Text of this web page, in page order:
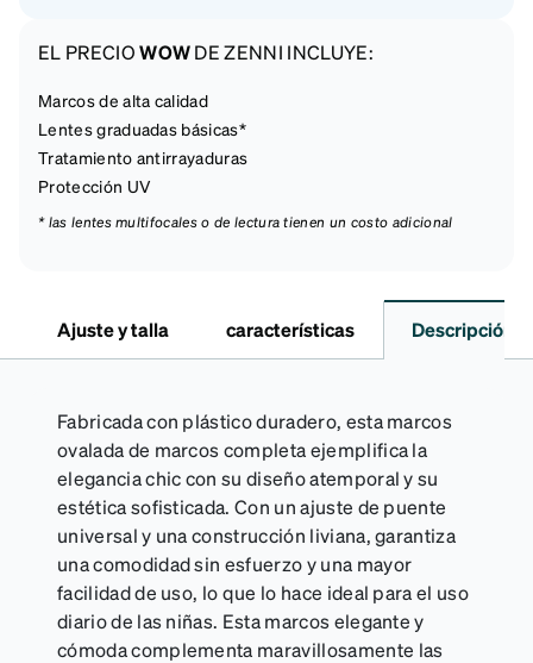
EL PRECIOWOWDE ZENNI INCLUYE:
Marcos de alta calidad
Lentes graduadas básicas*
Tratamiento antirrayaduras
Protección UV
* las lentes multifocales o de lectura tienen un costo adicional
Ajuste y talla características Descripción
Fabricada con plástico duradero, esta marcos
ovalada de marcos completa ejemplifica la
elegancia chic con su diseño atemporal y su
estética sofisticada. Con un ajuste de puente
universal y una construcción liviana, garantiza
una comodidad sin esfuerzo y una mayor
facilidad de uso, lo que lo hace ideal para el uso
diario de las niñas. Esta marcos elegante y
cómoda complementa maravillosamente las